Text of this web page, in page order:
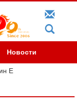
Новости
Е